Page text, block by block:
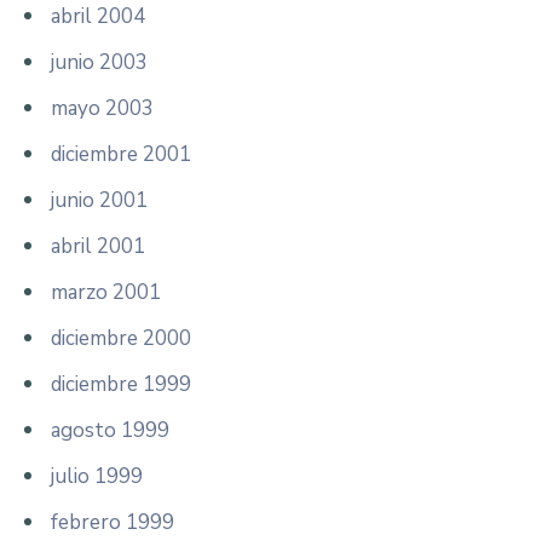
abril 2004
junio 2003
mayo 2003
diciembre 2001
junio 2001
abril 2001
marzo 2001
diciembre 2000
diciembre 1999
agosto 1999
julio 1999
febrero 1999